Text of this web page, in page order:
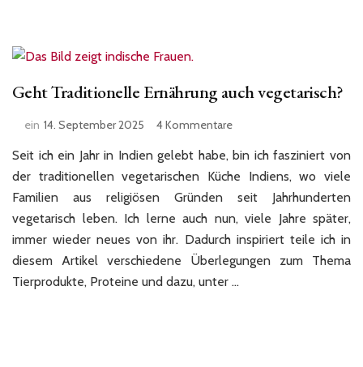
Geht Traditionelle Ernährung auch vegetarisch?
ein 14. September 2025 4 Kommentarezu
Traditionelle
Ernährung
auch
vegetarisch?
Seit ich ein Jahr in Indien gelebt habe, bin ich fasziniert von
der traditionellen vegetarischen Küche Indiens, wo viele
Familien aus religiösen Gründen seit Jahrhunderten
vegetarisch leben. Ich lerne auch nun, viele Jahre später,
immer wieder neues von ihr. Dadurch inspiriert teile ich in
diesem Artikel verschiedene Überlegungen zum Thema
Tierprodukte, Proteine und dazu, unter …